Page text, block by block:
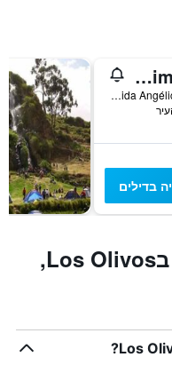
Tupac Lima Airport
Avenida Angélica Gamarra 959, לימה, פרו
בדילים
כמה עובדות על אירוח בLos Olivos,